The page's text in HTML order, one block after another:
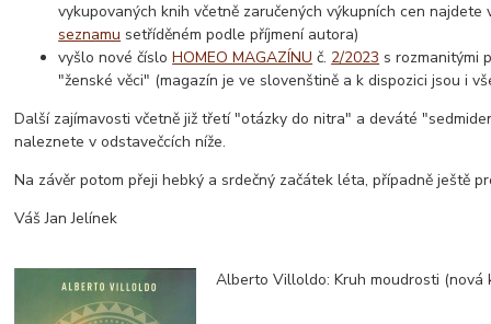
vykupovaných knih včetně zaručených výkupních cen najdete
seznamu setříděném podle příjmení autora)
vyšlo nové čísloHOMEO MAGAZÍNU č. 2/2023 s rozmanitými
"ženské věci" (magazín je ve slovenštině a k dispozici jsou i
Další zajímavosti včetně již třetí "otázky do nitra" a deváté
naleznete v odstavečcích níže.
Na závěr potom přeji hebký a srdečný začátek léta, případně ještě
Váš Jan Jelínek
Alberto Villoldo: Kruh moudrosti (nová